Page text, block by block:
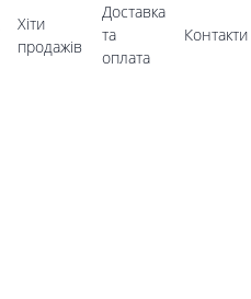
Хіти
продажів
Доставка
та
оплата
Контакти